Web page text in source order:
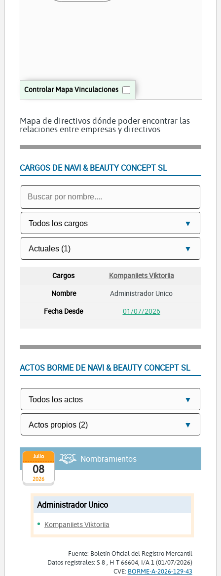
Controlar Mapa Vinculaciones
Mapa de directivos dónde poder encontrar las
relaciones entre empresas y directivos
CARGOS DE NAVI & BEAUTY CONCEPT SL
Kompaniiets Viktoriia
Administrador Unico
01/07/2026
ACTOS BORME DE NAVI & BEAUTY CONCEPT SL
2026
Julio
08
Nombramientos
Administrador Unico
Kompaniiets Viktoriia
Fuente: Boletín Oficial del Registro Mercantil
Datos registrales: S 8 , H T 66604, I/A 1 (01/07/2026)
CVE: BORME-A-2026-129-43